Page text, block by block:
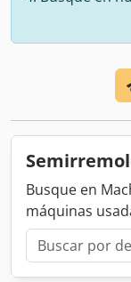
Busque en
máquinas